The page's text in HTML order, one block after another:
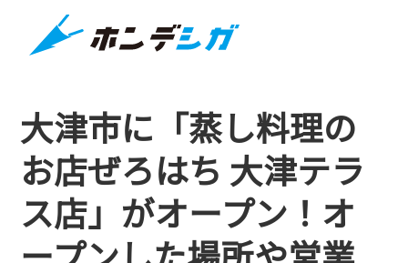
大津市に「蒸し料理の
お店ぜろはち 大津テラ
ス店」がオープン！オ